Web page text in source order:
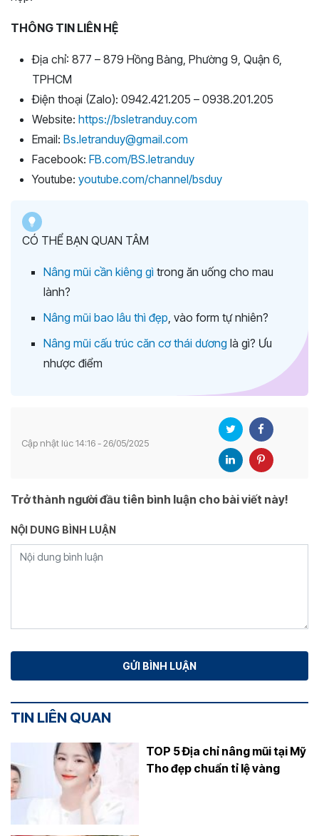
THÔNG TIN LIÊN HỆ
Địa chỉ: 877 – 879 Hồng Bàng, Phường 9, Quận 6,
TPHCM
Điện thoại (Zalo): 0942.421.205 – 0938.201.205
Website: https://bsletranduy.com
Email: Bs.letranduy@gmail.com
Facebook: FB.com/BS.letranduy
Youtube: youtube.com/channel/bsduy
CÓ THỂ BẠN QUAN TÂM
Nâng mũi cần kiêng gì trong ăn uống cho mau
lành?
Nâng mũi bao lâu thì đẹp , vào form tự nhiên?
Nâng mũi cấu trúc căn cơ thái dương là gì? Ưu
nhược điểm
Cập nhật lúc 14:16 - 26/05/2025
Trở thành người đầu tiên bình luận cho bài viết này!
NỘI DUNG BÌNH LUẬN
TIN LIÊN QUAN
TOP 5 Địa chỉ nâng mũi tại Mỹ
Tho đẹp chuẩn tỉ lệ vàng